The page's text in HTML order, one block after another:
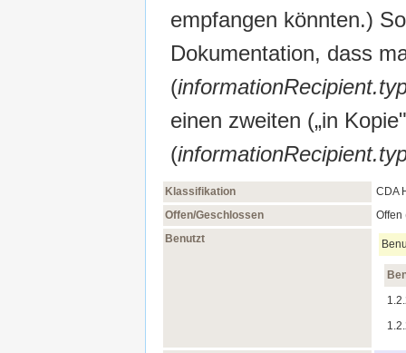
empfangen könnten.)
Dokumentation, dass
(
einen zweiten („in
(
Klassifikation
CDA
Offen/Geschlossen
Offen
Benutzt